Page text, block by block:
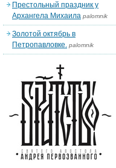
Престольный праздник у
Архангела Михаила palomnik
Золотой октябрь в
Петропавловке. palomnik